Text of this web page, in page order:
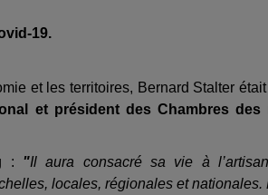
19.
et les territoires, Bernard Stalter
et président des Chambres des
: "Il aura consacré sa vie à
locales, régionales et nationales.